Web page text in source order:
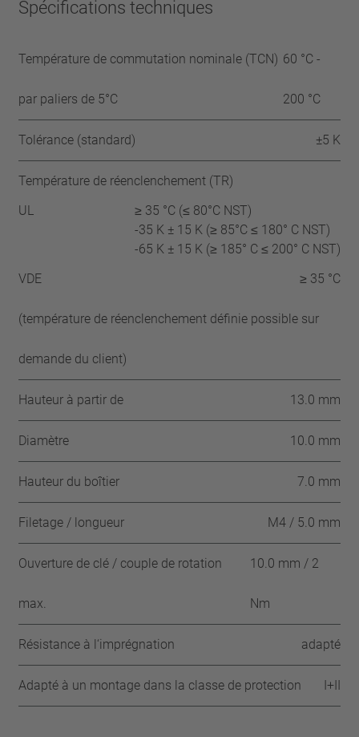
Spécifications techniques
Température de commutation nominale (TCN)
par paliers de 5°C
60 °C -
200 °C
Tolérance (standard) ±5 K
Température de réenclenchement (TR)
UL
≥ 35 °C (≤ 80°C NST)
-35 K ± 15 K (≥ 85°C ≤ 180° C NST)
-65 K ± 15 K (≥ 185° C ≤ 200° C NST)
VDE
≥ 35 °C
(température de réenclenchement définie possible sur
demande du client)
Hauteur à partir de 13.0 mm
Diamètre 10.0 mm
Hauteur du boîtier 7.0 mm
Filetage / longueur M4 / 5.0 mm
Ouverture de clé / couple de rotation
max.
10.0 mm / 2
Nm
Résistance à l‘imprégnation adapté
Adapté à un montage dans la classe de protection I+II